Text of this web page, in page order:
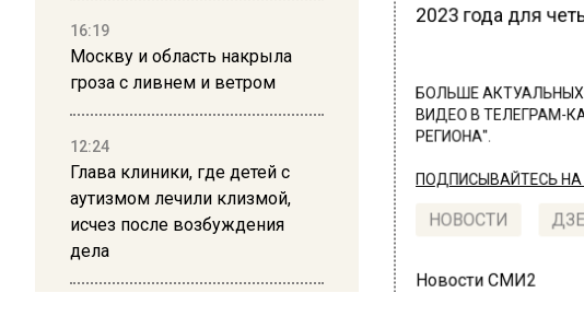
16:19
Москву и область накрыла
гроза с ливнем и ветром
12:24
Глава клиники, где детей с
аутизмом лечили клизмой,
исчез после возбуждения
дела
2023 года для
БОЛЬШЕ
ВИДЕО В ТЕЛЕГРАМ-
РЕГИОНА".
ПОДПИСЫВАЙТЕСЬ НА
НОВОСТИ
Новости СМИ2